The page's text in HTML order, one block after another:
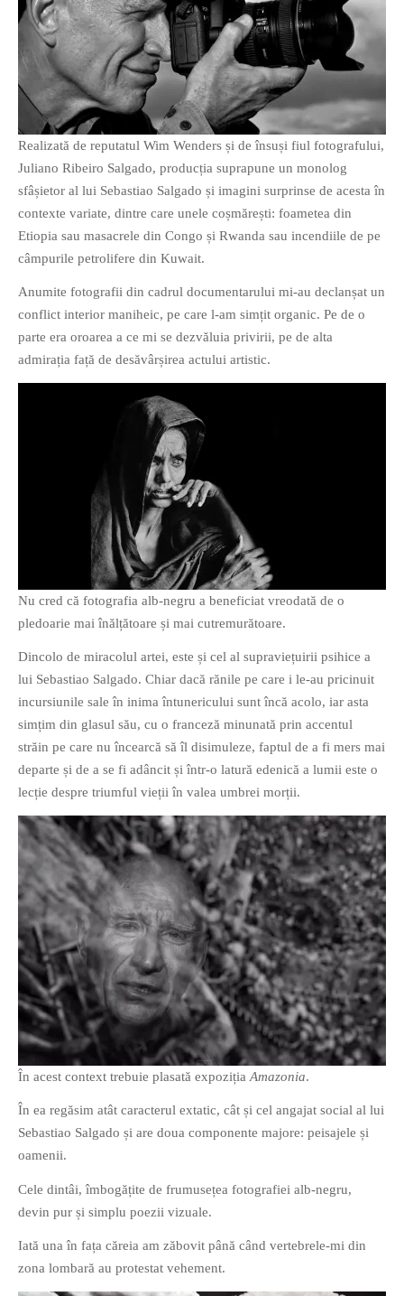
Realizată de reputatul Wim Wenders și de însuși fiul fotografului,
Juliano Ribeiro Salgado, producția suprapune un monolog
sfâșietor al lui Sebastiao Salgado și imagini surprinse de acesta în
contexte variate, dintre care unele coșmărești: foametea din
Etiopia sau masacrele din Congo și Rwanda sau incendiile de pe
câmpurile petrolifere din Kuwait.
Anumite fotografii din cadrul documentarului mi-au declanșat un
conflict interior maniheic, pe care l-am simțit organic. Pe de o
parte era oroarea a ce mi se dezvăluia privirii, pe de alta
admirația față de desăvârșirea actului artistic.
Nu cred că fotografia alb-negru a beneficiat vreodată de o
pledoarie mai înălțătoare și mai cutremurătoare.
Dincolo de miracolul artei, este și cel al supraviețuirii psihice a
lui Sebastiao Salgado. Chiar dacă rănile pe care i le-au pricinuit
incursiunile sale în inima întunericului sunt încă acolo, iar asta
simțim din glasul său, cu o franceză minunată prin accentul
străin pe care nu încearcă să îl disimuleze, faptul de a fi mers mai
departe și de a se fi adâncit și într-o latură edenică a lumii este o
lecție despre triumful vieții în valea umbrei morții.
În acest context trebuie plasată expoziția Amazonia.
În ea regăsim atât caracterul extatic, cât și cel angajat social al lui
Sebastiao Salgado și are doua componente majore: peisajele și
oamenii.
Cele dintâi, îmbogățite de frumusețea fotografiei alb-negru,
devin pur și simplu poezii vizuale.
Iată una în fața căreia am zăbovit până când vertebrele-mi din
zona lombară au protestat vehement.